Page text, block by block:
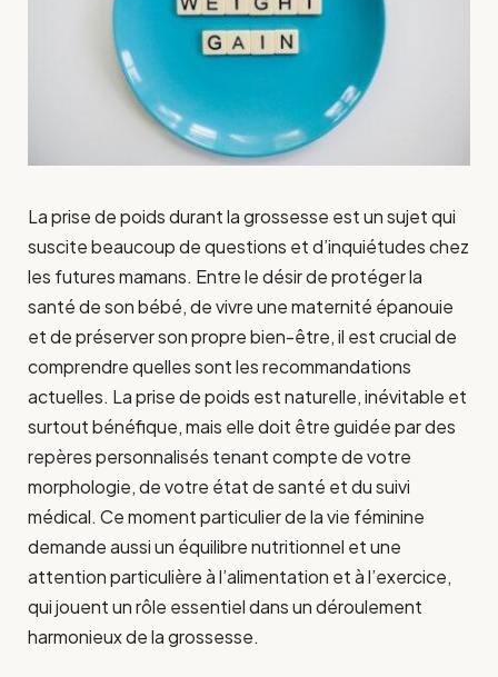
La prise de poids durant la grossesse est un sujet qui
suscite beaucoup de questions et d’inquiétudes chez
les futures mamans. Entre le désir de protéger la
santé de son bébé, de vivre une maternité épanouie
et de préserver son propre bien-être, il est crucial de
comprendre quelles sont les recommandations
actuelles. La prise de poids est naturelle, inévitable et
surtout bénéfique, mais elle doit être guidée par des
repères personnalisés tenant compte de votre
morphologie, de votre état de santé et du suivi
médical. Ce moment particulier de la vie féminine
demande aussi un équilibre nutritionnel et une
attention particulière à l’alimentation et à l’exercice,
qui jouent un rôle essentiel dans un déroulement
harmonieux de la grossesse.